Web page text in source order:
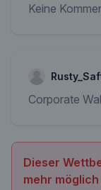
Keine
Corporate
Dieser
mehr